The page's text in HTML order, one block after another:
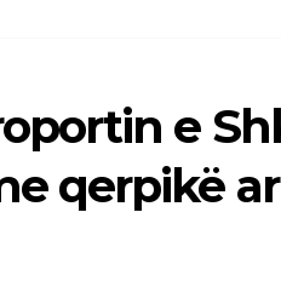
e
qerpikë